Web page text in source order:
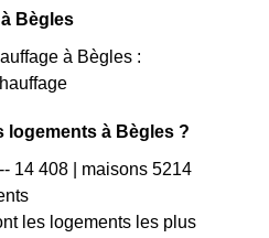
Bègles
à Bègles :
logements à Bègles ?
14 408 | maisons 5214
les logements les plus